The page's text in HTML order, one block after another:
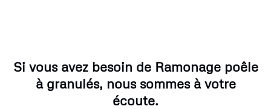
Si vous avez besoin de Ramonage poêle
à granulés, nous sommes à votre
écoute.